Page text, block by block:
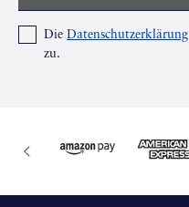
Die Datenschutzerklärung
zu.